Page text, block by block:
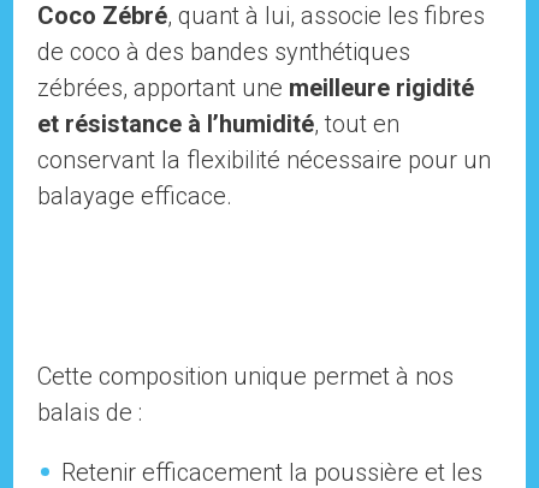
Coco Zébré, quant à lui, associe les fibres
de coco à des bandes synthétiques
zébrées, apportant une meilleure rigidité
et résistance à l’humidité, tout en
conservant la flexibilité nécessaire pour un
balayage efficace.
Cette composition unique permet à nos
balais de :
Retenir efficacement la poussière et les